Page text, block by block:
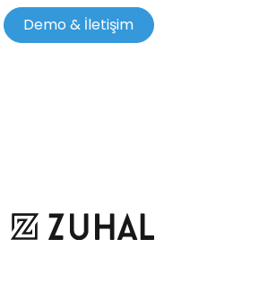
Demo & İletişim